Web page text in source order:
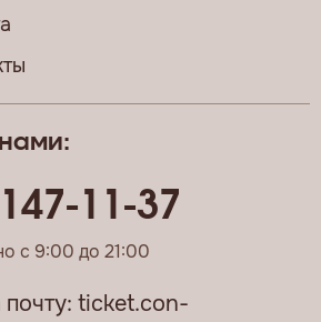
11-37
с 9:00 до 21:00
ticket.con-